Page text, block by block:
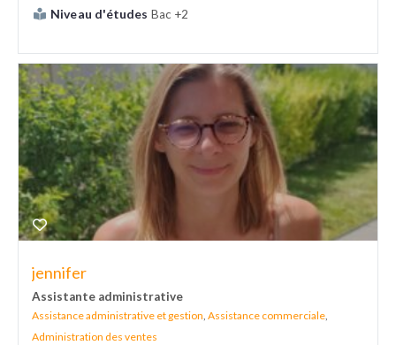
Niveau d'études Bac +2
jennifer
Assistante administrative
Assistance administrative et gestion, Assistance commerciale,
Administration des ventes